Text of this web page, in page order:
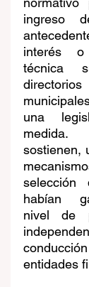
ingreso
interés o
técnica
una
sostienen,
selección
habían
nivel de
entidades